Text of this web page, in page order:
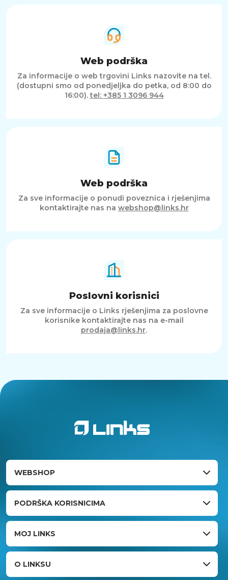
Web podrška
Za informacije o web trgovini Links nazovite na tel.
(dostupni smo od ponedjeljka do petka, od 8:00 do
16:00).tel: +385 1 3096 944
Web podrška
Za sve informacije o ponudi poveznica i rješenjima
kontaktirajte nas na webshop@links.hr
Poslovni korisnici
Za sve informacije o Links rješenjima za poslovne
korisnike kontaktirajte nas na e-mail
prodaja@links.hr.
WEBSHOP
PODRŠKA KORISNICIMA
MOJ LINKS
O LINKSU